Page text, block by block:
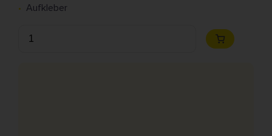
Aufkleber
Anzahl
Zum